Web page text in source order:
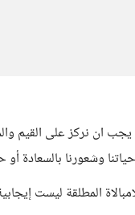
ان نركز على القيم
وشعورنا بالسعادة أو
المطلقة ليست